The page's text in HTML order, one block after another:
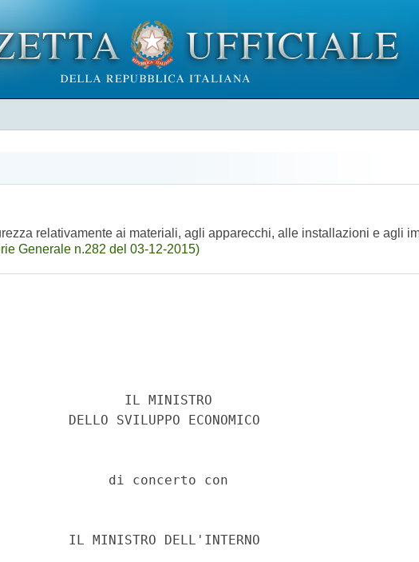
relativamente ai materiali, agli apparecchi, alle installazioni e agli
Generale n.282 del 03-12-2015)